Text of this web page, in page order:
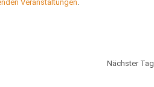
Veranstaltungen
Nächster Tag